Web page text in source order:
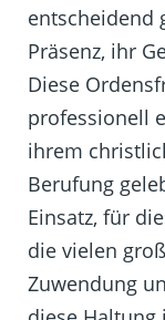
entscheidend
Präsenz, ihr
Diese
professionell
ihrem
Berufung
Einsatz, für
die vielen
Zuwendung